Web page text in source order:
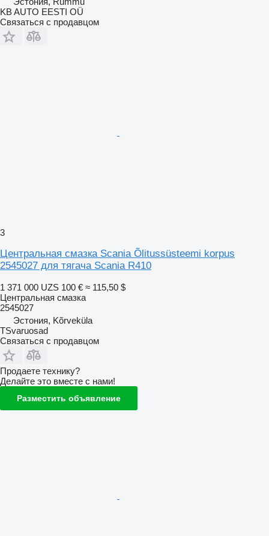
KB AUTO EESTI OÜ
Связаться с продавцом
3
Центральная смазка Scania Õlitussüsteemi korpus
2545027 для тягача Scania R410
1 371 000 UZS 100 € ≈ 115,50 $
Центральная смазка
2545027
Эстония, Kõrveküla
TSvaruosad
Связаться с продавцом
Продаете технику?
Делайте это вместе с нами!
Разместить объявление